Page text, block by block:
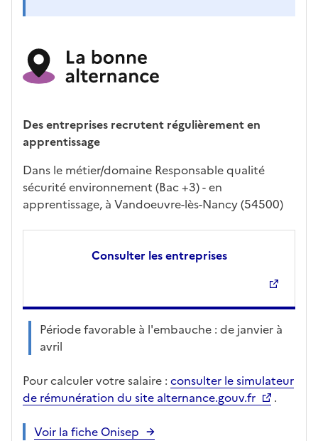
Des entreprises recrutent régulièrement en
apprentissage
Dans le métier/domaine Responsable qualité
sécurité environnement (Bac +3) - en
apprentissage, à Vandoeuvre-lès-Nancy (54500)
Consulter les entreprises
Période favorable à l'embauche : de janvier à
avril
Pour calculer votre salaire : consulter le simulateur
de rémunération du site alternance.gouv.fr
.
Voir la fiche Onisep